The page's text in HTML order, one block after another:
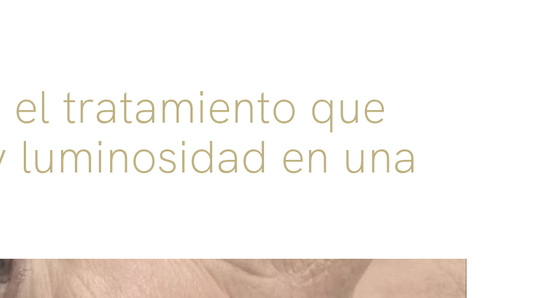
tratamiento que
luminosidad en una